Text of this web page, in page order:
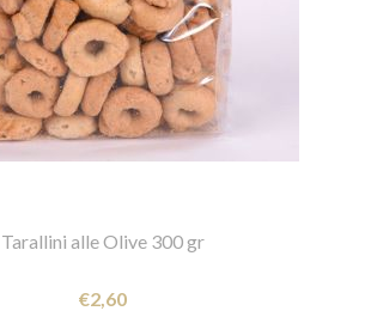
Tarallini alle Olive 300 gr
€2,60